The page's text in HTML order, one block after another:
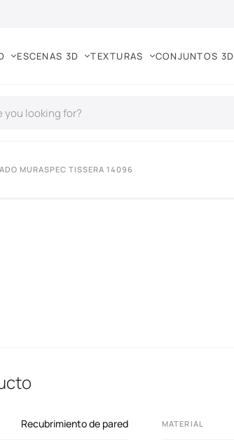
ESCENAS 3D TEXTURAS CONJUNTOS 3D
MURASPEC TISSERA 14096
Recubrimiento de pared MATERIAL